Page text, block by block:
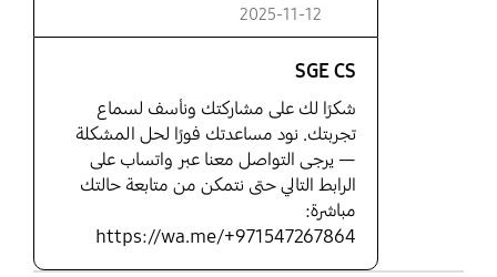
2025-11-12
SGE CS
شكرًا لك على مشاركتك ونأسف لسماع
تجربتك. نود مساعدتك فورًا لحل المشكلة
— يرجى التواصل معنا عبر واتساب على
الرابط التالي حتى نتمكن من متابعة حالتك
مباشرة:
https://wa.me/+971547267864